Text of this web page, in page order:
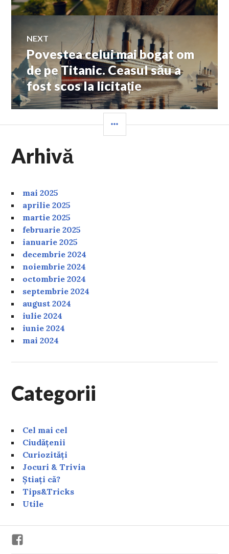
NEXT
Next
post:
Povestea celui mai bogat om
de pe Titanic. Ceasul său a
fost scos la licitație
Arhivă
mai 2025
aprilie 2025
martie 2025
februarie 2025
ianuarie 2025
decembrie 2024
noiembrie 2024
octombrie 2024
septembrie 2024
august 2024
iulie 2024
iunie 2024
mai 2024
Categorii
Cel mai cel
Ciudățenii
Curiozități
Jocuri & Trivia
Știați că?
Tips&Tricks
Utile